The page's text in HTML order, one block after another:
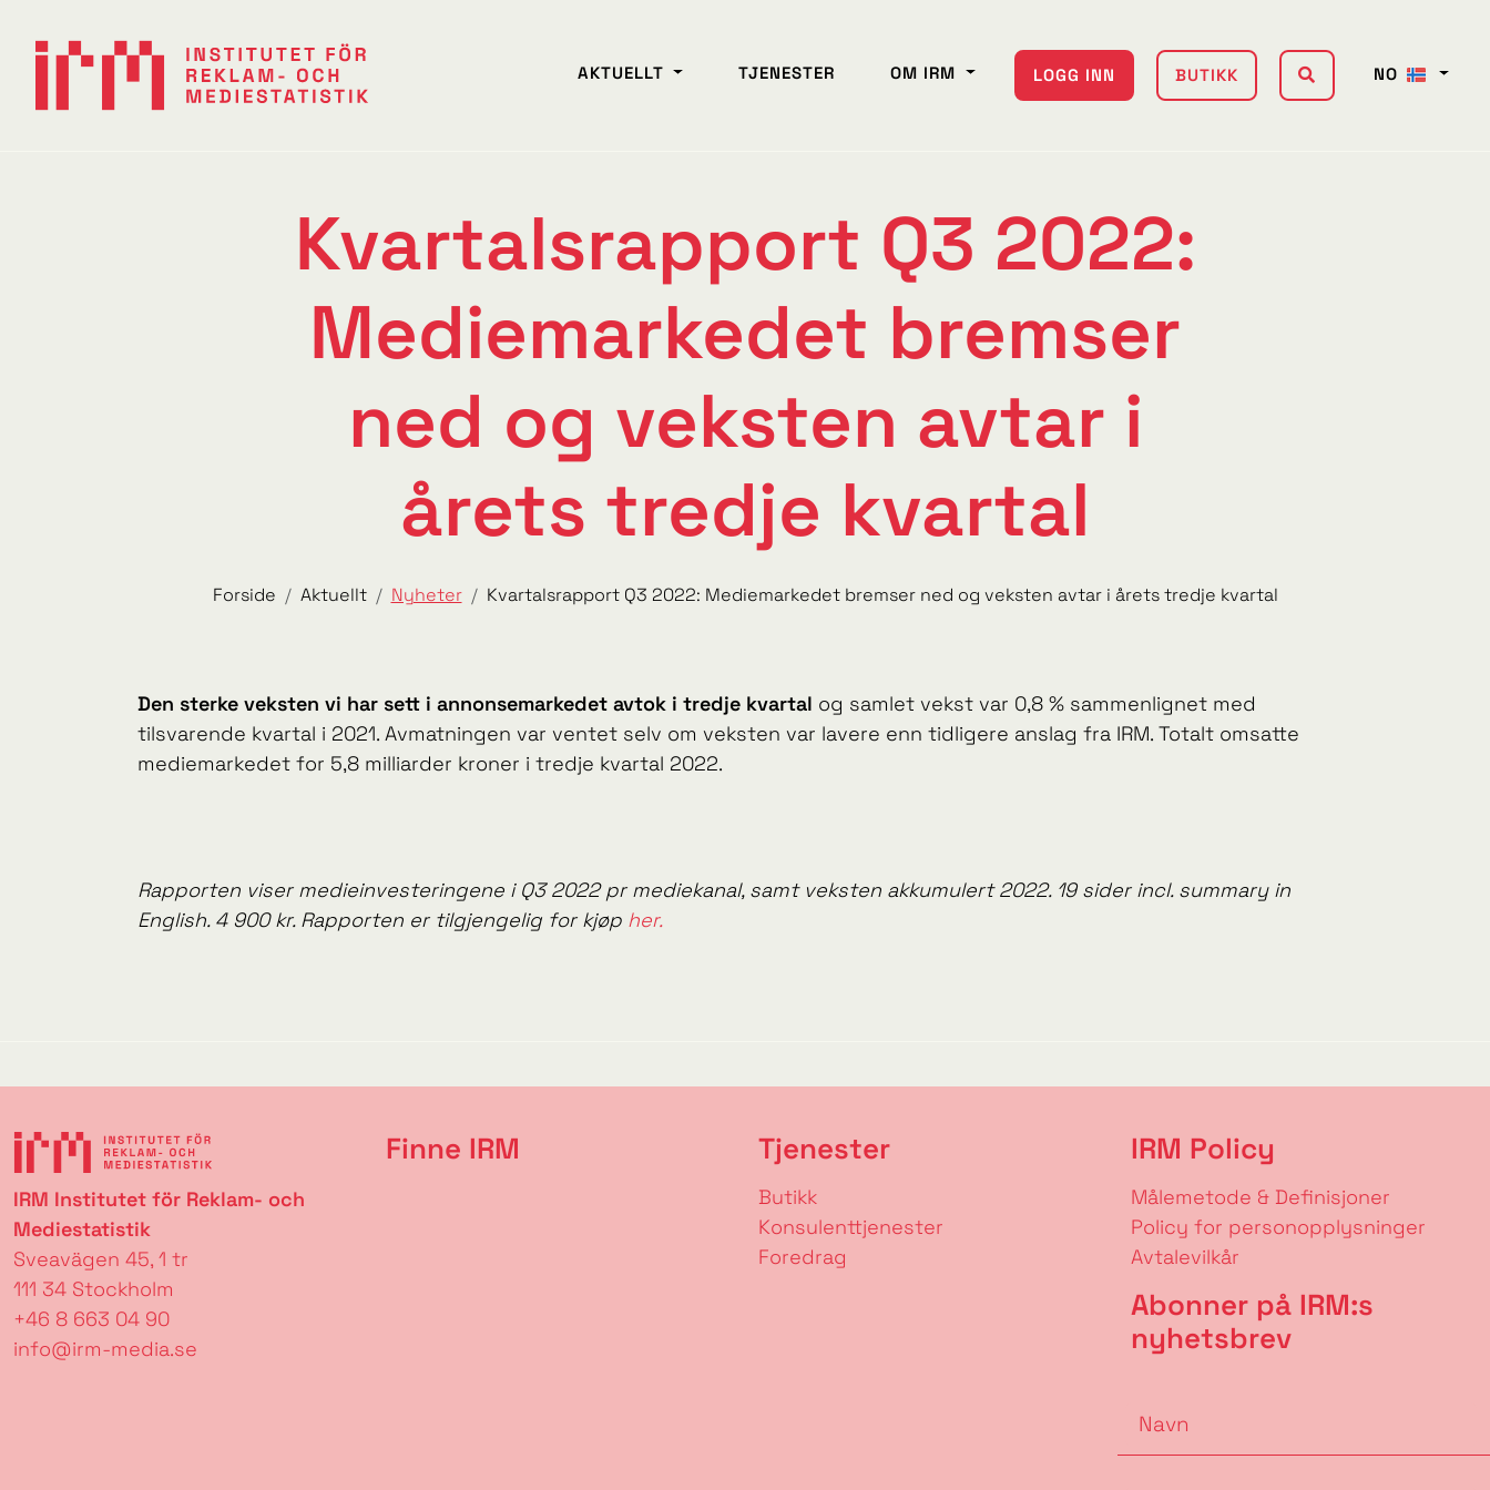
AKTUELLT TJENESTER OM IRM LOGG INN BUTIKK NO
Kvartalsrapport Q3 2022:
Mediemarkedet bremser
ned og veksten avtar i
årets tredje kvartal
Forside Aktuellt Nyheter Kvartalsrapport Q3 2022: Mediemarkedet bremser ned og veksten avtar i årets tredje kvartal
Den sterke veksten vi har sett i annonsemarkedet avtok i tredje kvartal og samlet vekst var 0,8 % sammenlignet med
tilsvarende kvartal i 2021. Avmatningen var ventet selv om veksten var lavere enn tidligere anslag fra IRM. Totalt omsatte
mediemarkedet for 5,8 milliarder kroner i tredje kvartal 2022.
Rapporten viser medieinvesteringene i Q3 2022 pr mediekanal, samt veksten akkumulert 2022. 19 sider incl. summary in
English. 4 900 kr. Rapporten er tilgjengelig for kjøp her.
IRM Institutet för Reklam- och
Mediestatistik
Sveavägen 45, 1 tr
111 34 Stockholm
+46 8 663 04 90
info@irm-media.se
Finne IRM Tjenester
Butikk
Konsulenttjenester
Foredrag
IRM Policy
Målemetode & Definisjoner
Policy for personopplysninger
Avtalevilkår
Abonner på IRM:s
nyhetsbrev